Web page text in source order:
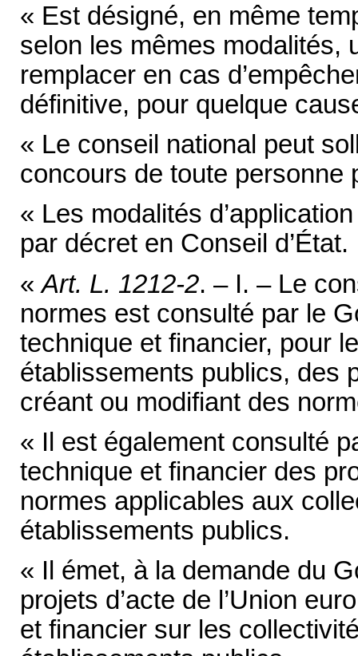
« Est désigné, en même
selon les mêmes modalités,
remplacer en cas
définitive, pour quelque
« Le conseil national peut
concours de toute personne
« Les modalités
par décret en Conseil d’État.
«Art. L. 1212-2. – I. – Le
normes est consulté par le
technique et financier, pour
établissements publics, des
créant ou modifiant des
« Il est également consulté
technique et financier des
normes applicables aux
établissements publics.
« Il émet, à la demande du
projets d’acte de l’Union
et financier sur les